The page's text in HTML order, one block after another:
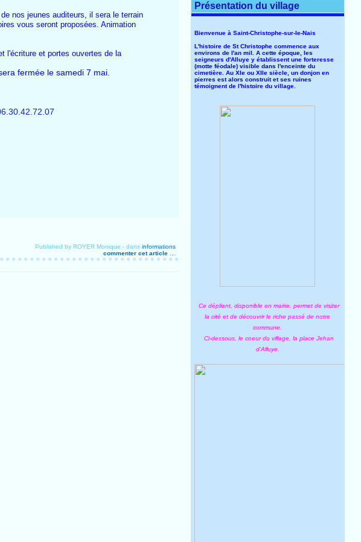
nos jeunes auditeurs, il sera le terrain
vous seront proposées. Animation
l'écriture et portes ouvertes de la
fermée le samedi 7 mai.
Published by ROYER Monique -dans informations
commenter cet article
Présentation du village
Bienvenue à Saint-Christophe-sur-le-Nais
L'histoire de St Christophe commence aux
environs de l'an mil. A cette époque, les
seigneurs d'Alluye y établissent une forteresse
(motte féodale) visible dans l'enceinte du
cimetière. Au XIe ou XIIe siècle, un donjon en
pierres est alors construit et ses ruines
témoignent de l'histoire du village.
Ce dépliant, disponible en mairie, permet de visiter
la cité et de découvrir le riche passé de notre
commune.
Ci-dessous, le coeur du village, la place Jehan
d'Alluye.